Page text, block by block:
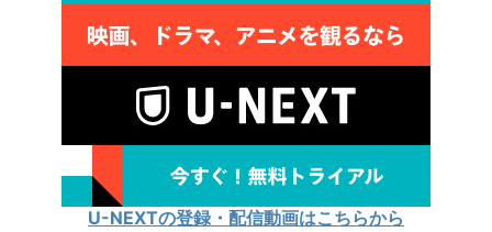
U-NEXTの登録・配信動画はこちらから